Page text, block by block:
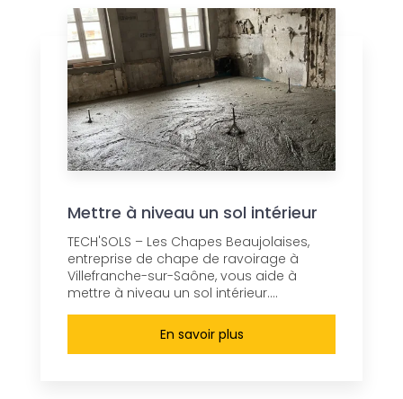
Mettre à niveau un sol intérieur
TECH'SOLS – Les Chapes Beaujolaises,
entreprise de chape de ravoirage à
Villefranche-sur-Saône, vous aide à
mettre à niveau un sol intérieur....
En savoir plus